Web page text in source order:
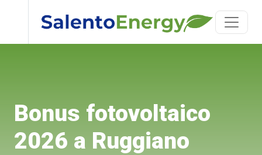
Bonus fotovoltaico
2026 a Ruggiano